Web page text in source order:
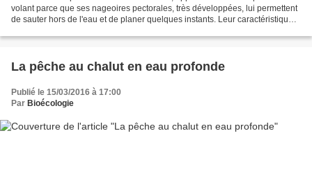
volant parce que ses nageoires pectorales, très développées, lui permettent
de sauter hors de l'eau et de planer quelques instants. Leur caractéristique
La pêche au chalut en eau profonde
Publié le 15/03/2016 à 17:00
Par Bioécologie